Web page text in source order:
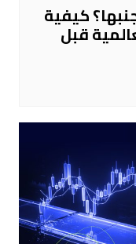
كيفية
قبل